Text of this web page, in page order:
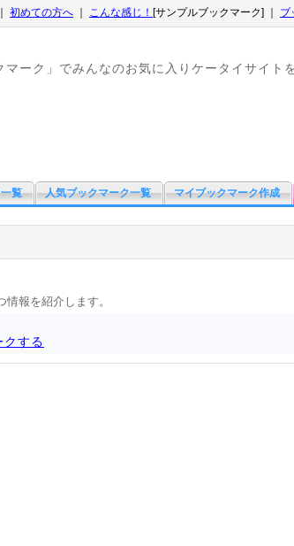
初めての方へ こんな感じ！ [サンプルブックマーク] ｜ ブ
ーク」でみんなのお気に入りケータイサイト
覧 人気ブックマーク一覧 マイブックマーク作成
報を紹介します。
クする